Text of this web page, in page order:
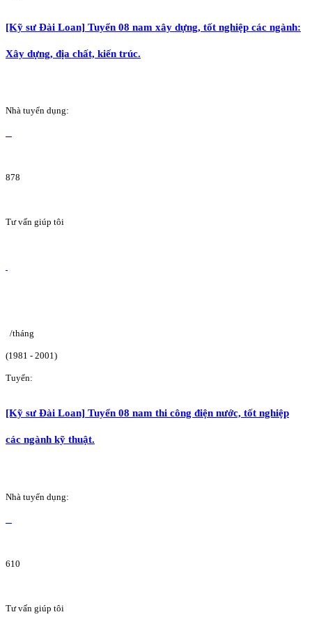
[Kỹ sư Đài Loan] Tuyển 08 nam xây dựng, tốt nghiệp các ngành:
Xây dựng, địa chất, kiến trúc.
Nhà tuyển dụng:
878
Tư vấn giúp tôi
/tháng
(1981 - 2001)
Tuyển:
[Kỹ sư Đài Loan] Tuyển 08 nam thi công điện nước, tốt nghiệp
các ngành kỹ thuật.
Nhà tuyển dụng:
610
Tư vấn giúp tôi